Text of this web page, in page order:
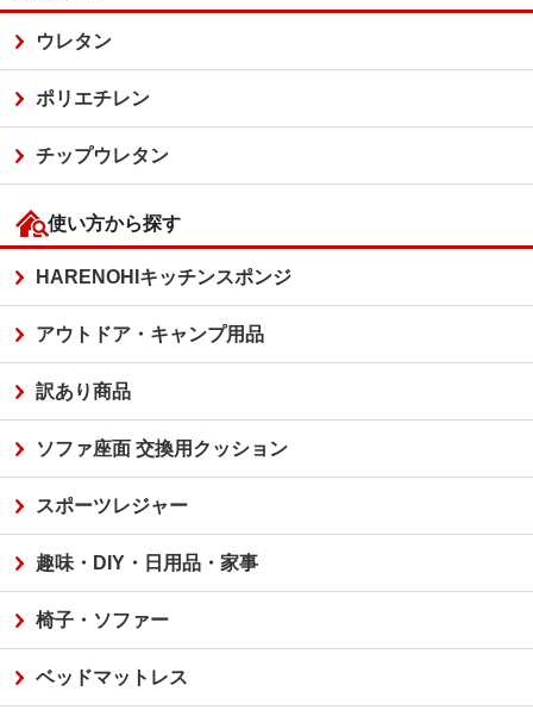
ウレタン
ポリエチレン
チップウレタン
使い方から探す
HARENOHIキッチンスポンジ
アウトドア・キャンプ用品
訳あり商品
ソファ座面 交換用クッション
スポーツレジャー
趣味・DIY・日用品・家事
椅子・ソファー
ベッドマットレス